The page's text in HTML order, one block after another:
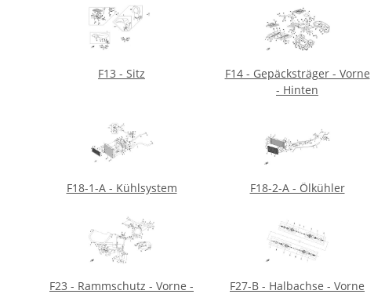
F13 - Sitz
F14 - Gepäcksträger - Vorne
- Hinten
F18-1-A - Kühlsystem F18-2-A - Ölkühler
F23 - Rammschutz - Vorne -
F27-B - Halbachse - Vorne